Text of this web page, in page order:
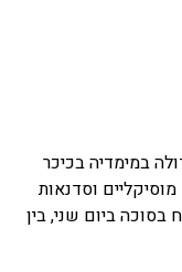
במימדיה בכיכר
וסדנאות
ביום שני, בין